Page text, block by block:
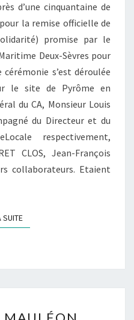
d’une cinquantaine de
la remise officielle de
promise par le
Deux-Sèvres pour
s’est déroulée
le site de Pyrôme en
du CA, Monsieur Louis
du Directeur et du
respectivement,
CLOS, Jean-François
collaborateurs. Etaient
SUITELIRE LA SUITE